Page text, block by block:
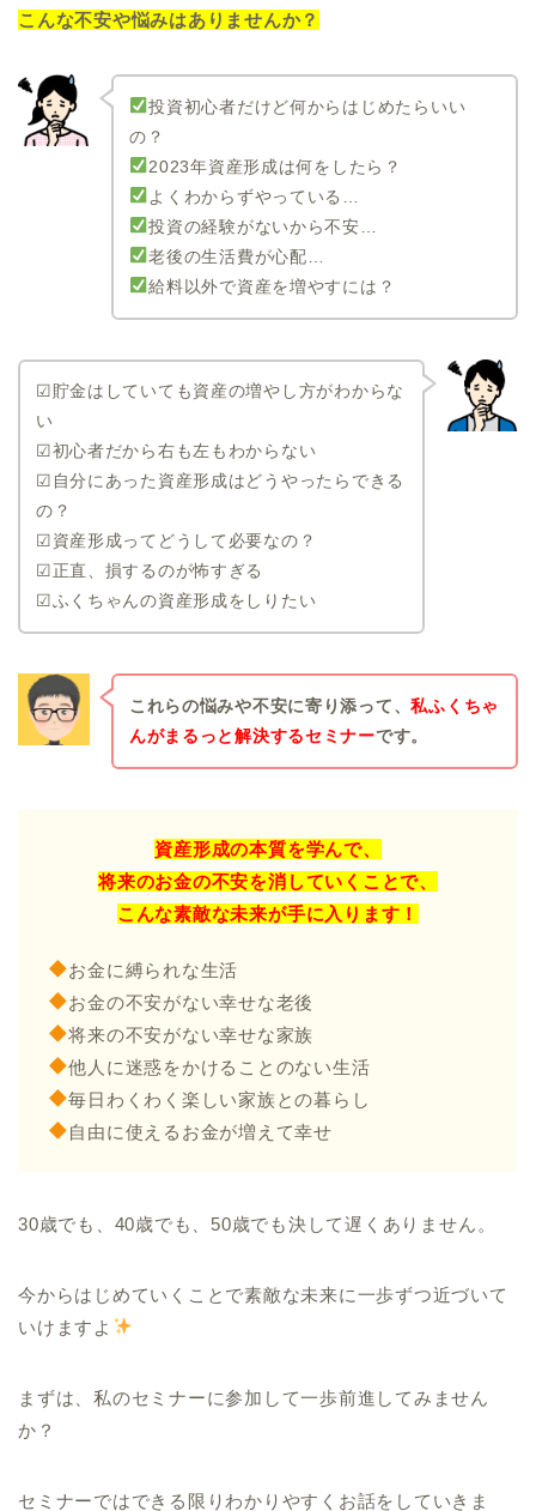
こんな不安や悩みはありませんか？
投資初心者だけど何からはじめたらいい
の？
2023年資産形成は何をしたら？
よくわからずやっている…
投資の経験がないから不安…
老後の生活費が心配…
給料以外で資産を増やすには？
☑貯金はしていても資産の増やし方がわからな
い
☑初心者だから右も左もわからない
☑自分にあった資産形成はどうやったらできる
の？
☑資産形成ってどうして必要なの？
☑正直、損するのが怖すぎる
☑ふくちゃんの資産形成をしりたい
これらの悩みや不安に寄り添って、私ふくちゃ
んがまるっと解決するセミナーです。
資産形成の本質を学んで、
将来のお金の不安を消していくことで、
こんな素敵な未来が手に入ります！
お金に縛られな生活
お金の不安がない幸せな老後
将来の不安がない幸せな家族
他人に迷惑をかけることのない生活
毎日わくわく楽しい家族との暮らし
自由に使えるお金が増えて幸せ
30歳でも、40歳でも、50歳でも決して遅くありません。
今からはじめていくことで素敵な未来に一歩ずつ近づいて
いけますよ
まずは、私のセミナーに参加して一歩前進してみません
か？
セミナーではできる限りわかりやすくお話をしていきま